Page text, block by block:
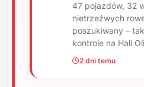
47 pojazdów, 32
nietrzeźwych
poszukiwany –
kontrole na Hali
2 dni temu